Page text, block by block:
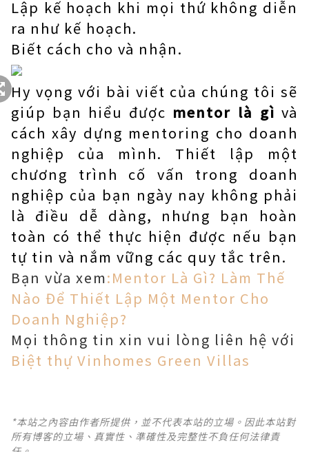
Lập kế hoạch khi mọi thứ không diễn
ra như kế hoạch.
Biết cách cho và nhận.
Hy vọng với bài viết của chúng tôi sẽ
giúp bạn hiểu được mentor là gì và
cách xây dựng mentoring cho doanh
nghiệp của mình. Thiết lập một
chương trình cố vấn trong doanh
nghiệp của bạn ngày nay không phải
là điều dễ dàng, nhưng bạn hoàn
toàn có thể thực hiện được nếu bạn
tự tin và nắm vững các quy tắc trên.
Bạn vừa xem:Mentor Là Gì? Làm Thế
Nào Để Thiết Lập Một Mentor Cho
Doanh Nghiệp?
Mọi thông tin xin vui lòng liên hệ với
Biệt thự Vinhomes Green Villas
*本站之內容由作者所提供，並不代表本站的立場。因此本站對
所有博客的立場、真實性、準確性及完整性不負任何法律責